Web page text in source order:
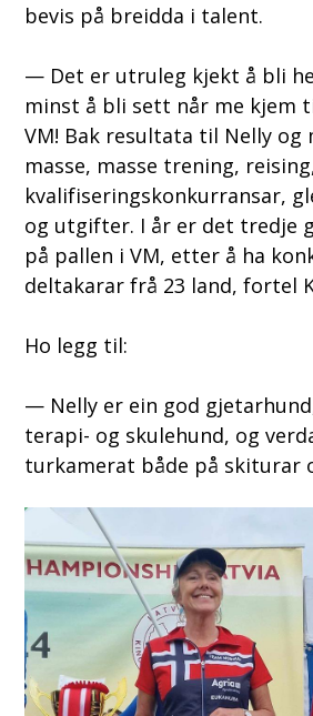
bevis på breidda i talent.
— Det er utruleg kjekt å bli
minst å bli sett når me kjem
VM! Bak resultata til Nelly og
masse, masse trening,
kvalifiseringskonkurransar,
og utgifter. I år er det tredje
på pallen i VM, etter å ha
deltakarar frå 23 land, fortel
Ho legg til:
— Nelly er ein god
terapi- og skulehund, og
turkamerat både på skiturar